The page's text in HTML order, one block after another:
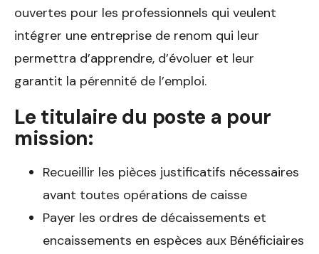
ouvertes pour les professionnels qui veulent
intégrer une entreprise de renom qui leur
permettra d’apprendre, d’évoluer et leur
garantit la pérennité de l’emploi.
Le titulaire du poste a pour
mission:
Recueillir les pièces justificatifs nécessaires
avant toutes opérations de caisse
Payer les ordres de décaissements et
encaissements en espèces aux Bénéficiaires